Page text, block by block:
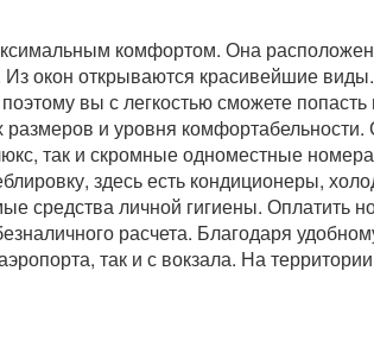
комфортом. Она
Из окон открываются красивейшие
вы с легкостью сможете
и уровня
так и скромные одноместные
здесь есть кондиционеры,
средства личной гигиены. Оплатить
расчета. Благодаря
так и с вокзала. На